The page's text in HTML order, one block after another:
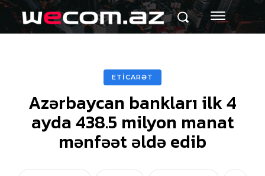
ETİCARƏT
Azərbaycan bankları ilk 4
ayda 438.5 milyon manat
mənfəət əldə edib